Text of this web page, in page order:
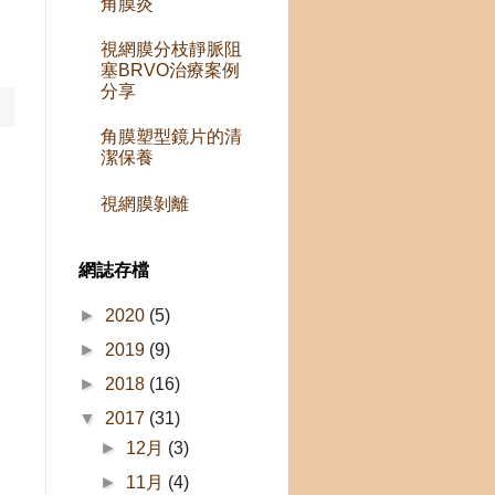
視網膜分枝靜脈阻
塞BRVO治療案例
分享
角膜塑型鏡片的清
潔保養
視網膜剝離
網誌存檔
► 2020 (5)
► 2019 (9)
► 2018 (16)
▼ 2017 (31)
► 12月 (3)
► 11月 (4)